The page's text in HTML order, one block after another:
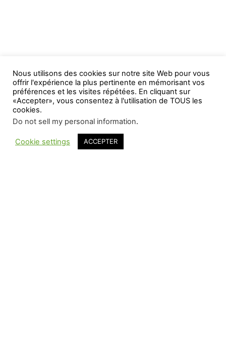
Nous utilisons des cookies sur notre site Web pour vous
offrir l'expérience la plus pertinente en mémorisant vos
préférences et les visites répétées. En cliquant sur
«Accepter», vous consentez à l'utilisation de TOUS les
cookies.
Do not sell my personal information.
Cookie settings ACCEPTER